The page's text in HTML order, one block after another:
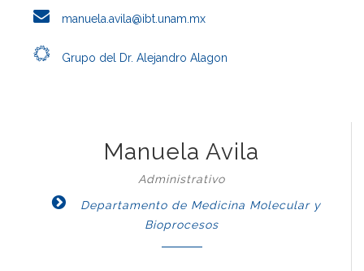
manuela.avila@ibt.unam.mx
Grupo del Dr. Alejandro Alagon
Manuela Avila
Administrativo
Departamento de Medicina Molecular y
Bioprocesos